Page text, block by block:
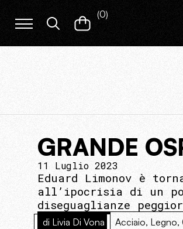
(0)
GRANDE
11 Luglio 2023
Eduard Limonov è
all’ipocrisia di un
diseguaglianze
di Livia Di Vona Acciaio, Legno,